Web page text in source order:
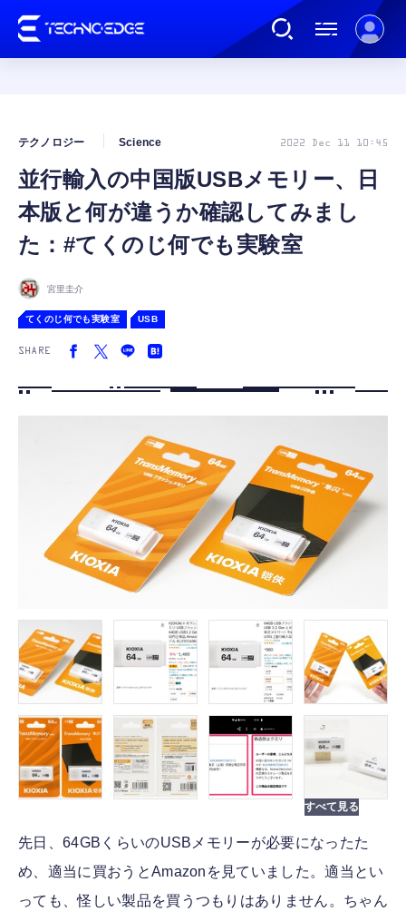
AI
ガジェット
カルチャー
FOLLOW US
並行輸入の中国版USBメモリー、日
本版と何が違うか確認してみまし
た：#てくのじ何でも実験室
テクノロジー Science 2022 Dec 11 10:45
宮里圭介
てくのじ何でも実験室 USB
SHARE
先日、64GBくらいのUSBメモリーが必要になったた
め、適当に買おうとAmazonを見ていました。適当とい
っても、怪しい製品を買うつもりはありません。ちゃん